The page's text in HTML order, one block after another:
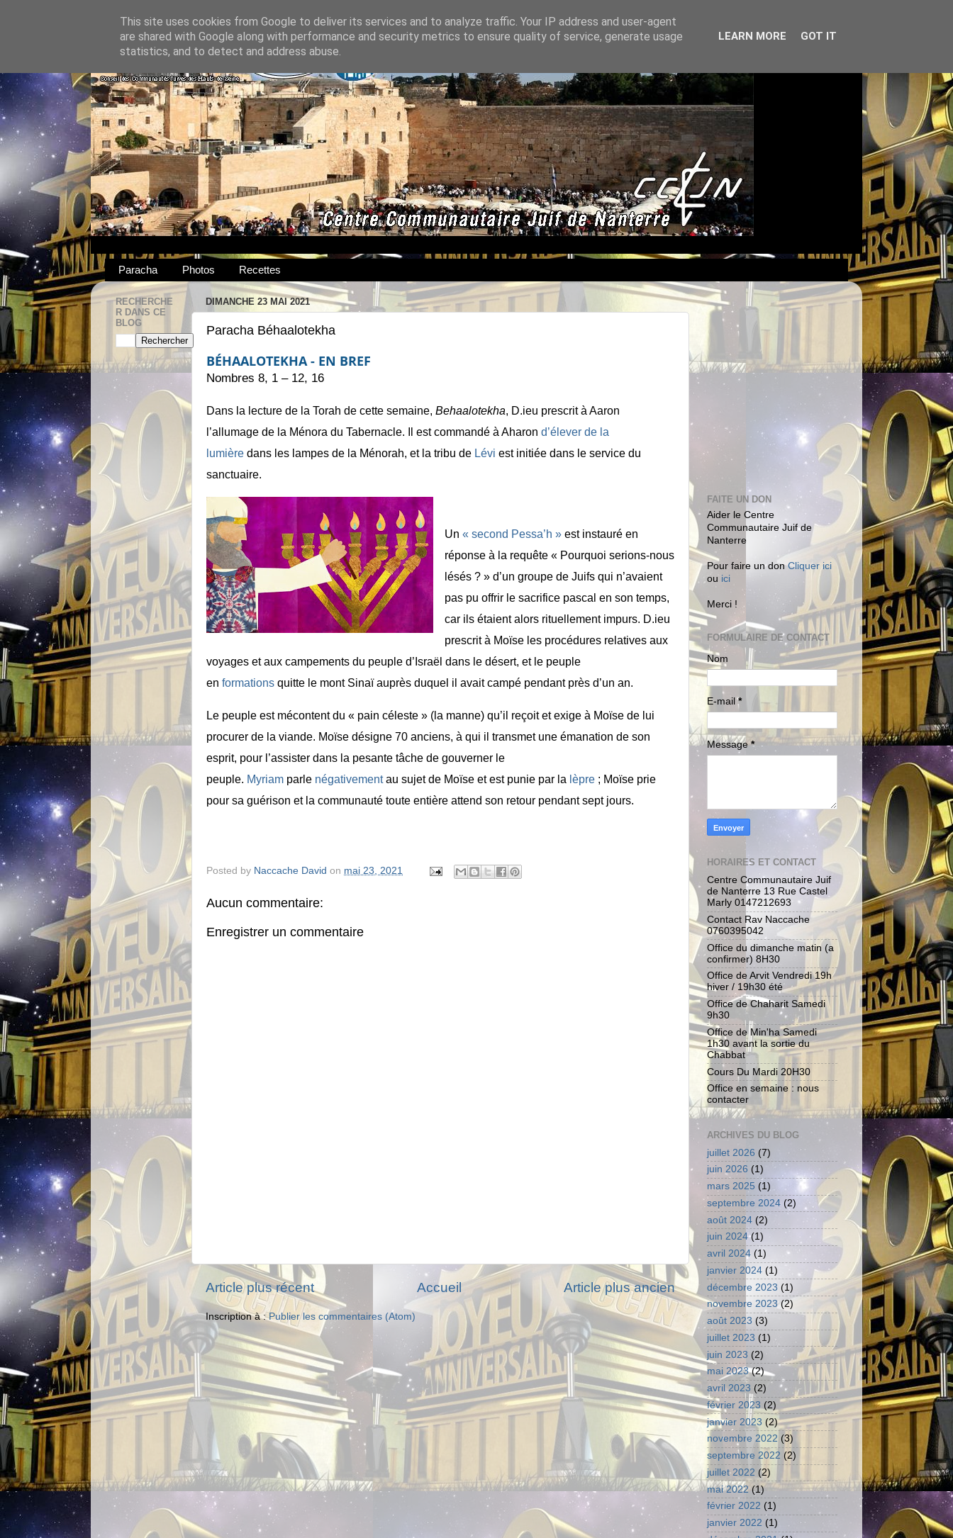
Paracha Photos Recettes
DIMANCHE 23 MAI 2021
Paracha Béhaalotekha
BÉHAALOTEKHA - EN BREF
Nombres 8, 1 – 12, 16
Dans la lecture de la Torah de cette semaine, Behaalotekha, D.ieu prescrit à Aaron
l’allumage de la Ménora du Tabernacle. Il est commandé à Aharon d’élever de la
lumière dans les lampes de la Ménorah, et la tribu de Lévi est initiée dans le service du
sanctuaire.
Un « second Pessa’h » est instauré en
réponse à la requête « Pourquoi serions-nous
lésés ? » d’un groupe de Juifs qui n’avaient
pas pu offrir le sacrifice pascal en son temps,
car ils étaient alors rituellement impurs. D.ieu
prescrit à Moïse les procédures relatives aux
voyages et aux campements du peuple d’Israël dans le désert, et le peuple
en formations quitte le mont Sinaï auprès duquel il avait campé pendant près d’un an.
Le peuple est mécontent du « pain céleste » (la manne) qu’il reçoit et exige à Moïse de lui
procurer de la viande. Moïse désigne 70 anciens, à qui il transmet une émanation de son
esprit, pour l’assister dans la pesante tâche de gouverner le
peuple. Myriam parle négativementau sujet de Moïse et est punie par la lèpre ; Moïse prie
pour sa guérison et la communauté toute entière attend son retour pendant sept jours.
Posted by Naccache David on mai 23, 2021
Aucun commentaire:
Enregistrer un commentaire
Article plus récent Article plus ancien
Accueil
Inscription à :Publier les commentaires (Atom)
RECHERCHE
R DANS CE
BLOG
FAITE UN DON
Aider le Centre
Communautaire Juif de
Nanterre
Pour faire un donCliquer ici
ou ici
Merci !
FORMULAIRE DE CONTACT
Nom
E-mail*
Message*
HORAIRES ET CONTACT
Centre Communautaire Juif
de Nanterre 13 Rue Castel
Marly 0147212693
Contact Rav Naccache
0760395042
Office du dimanche matin (a
confirmer) 8H30
Office de Arvit Vendredi 19h
hiver / 19h30 été
Office de Chaharit Samedi
9h30
Office de Min'ha Samedi
1h30 avant la sortie du
Chabbat
Cours Du Mardi 20H30
Office en semaine : nous
contacter
ARCHIVES DU BLOG
juillet 2026 (7)
juin 2026 (1)
mars 2025 (1)
septembre 2024 (2)
août 2024 (2)
juin 2024(1)
avril 2024 (1)
janvier 2024 (1)
décembre 2023 (1)
novembre 2023 (2)
août 2023 (3)
juillet 2023 (1)
juin 2023 (2)
mai 2023(2)
avril 2023 (2)
février 2023 (2)
janvier 2023 (2)
novembre 2022 (3)
septembre 2022 (2)
juillet 2022 (2)
mai 2022(1)
février 2022 (1)
janvier 2022 (1)
This site uses cookies from Google to deliver its services and to analyze traffic. Your IP address and user-agent
are shared with Google along with performance and security metrics to ensure quality of service, generate usage
statistics, and to detect and address abuse.
LEARN MORE GOT IT